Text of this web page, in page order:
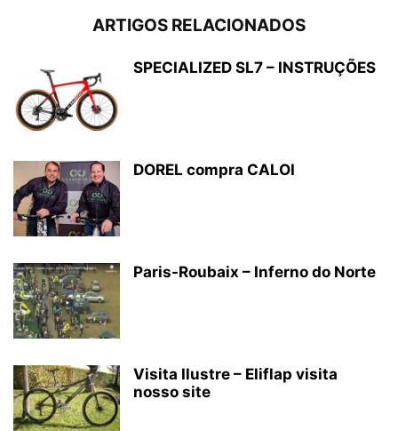
ARTIGOS RELACIONADOS
SPECIALIZED SL7 – INSTRUÇÕES
DOREL compra CALOI
Paris-Roubaix – Inferno do Norte
Visita Ilustre – Eliflap visita
nosso site